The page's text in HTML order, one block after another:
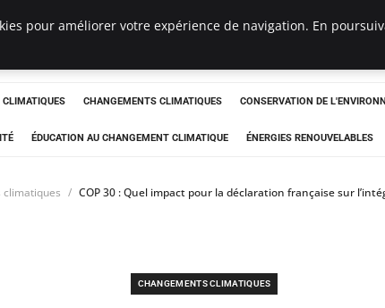
CHANGEMENTS CLIMATIQUES CONSERVATION DE
ÉDUCATION AU CHANGEMENT CLIMATIQUE ÉNERGIES RENOUVELABLES
climatiques COP 30 : Quel impact pour la déclaration française sur
CHANGEMENTS CLIMATIQUES
pour améliorer votre expérience de navigation. En